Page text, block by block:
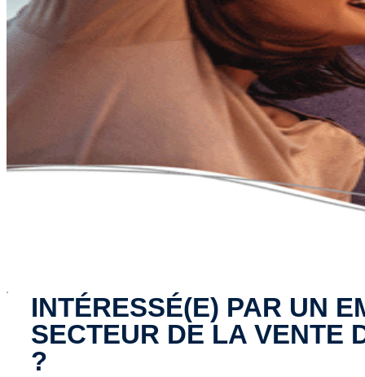
x
INTÉRESSÉ(E) PAR UN
SECTEUR DE LA VENTE
?